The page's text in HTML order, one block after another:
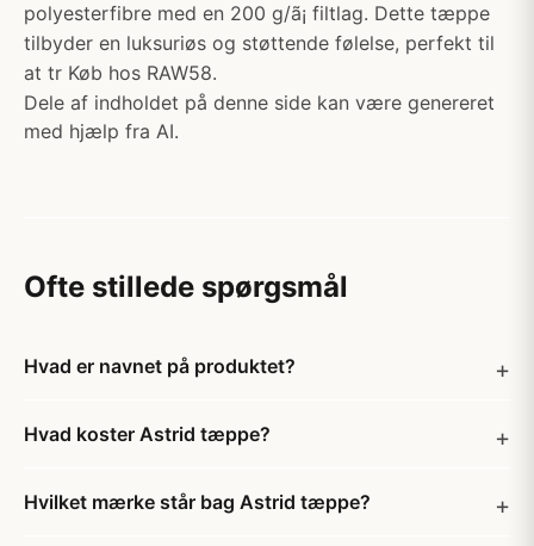
polyesterfibre med en 200 g/ã¡ filtlag. Dette tæppe
tilbyder en luksuriøs og støttende følelse, perfekt til
at tr Køb hos RAW58.
Dele af indholdet på denne side kan være genereret
med hjælp fra AI.
Ofte stillede spørgsmål
Hvad er navnet på produktet?
Hvad koster Astrid tæppe?
Hvilket mærke står bag Astrid tæppe?